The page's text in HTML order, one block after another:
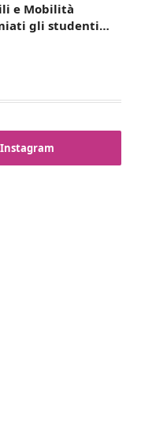
e Mobilità
gli studenti
“La strada
Instagram